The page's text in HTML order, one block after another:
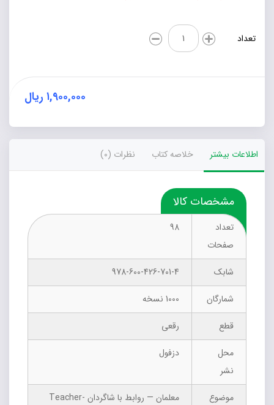
تعداد
نقش
معلم
روان
۱,۹۰۰,۰۰۰ ریال
اطلاعات بیشتر خلاصه کتاب نظرات (0)
مشخصات کالا
تعداد
صفحات
98
شابک
978-600-426-701-4
شمارگان
1000 نسخه
قطع
رقعی
محل
نشر
دزفول
موضوع
معلمان — روابط با شاگردان Teacher-